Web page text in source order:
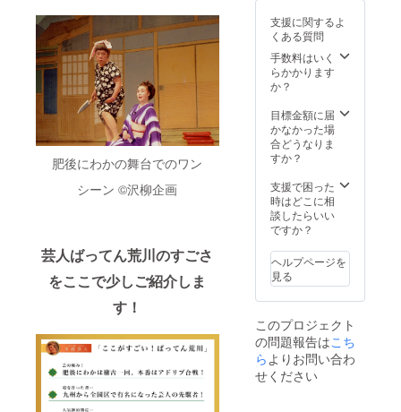
肥後にわかの舞台でのワン
シーン ©︎沢柳企画
芸人ばってん荒川のすごさ
をここで少しご紹介しま
す！
支援に関するよ
くある質問
手数料はいく
らかかります
か？
目標金額に届
かなかった場
合どうなりま
すか？
支援で困った
時はどこに相
談したらいい
ですか？
ヘルプページを
見る
このプロジェクト
の問題報告はこち
らよりお問い合わ
せください